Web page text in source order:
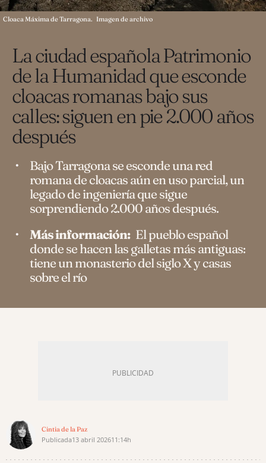
La ciudad española Patrimonio
de la Humanidad que esconde
cloacas romanas bajo sus
calles: siguen en pie 2.000 años
después
Bajo Tarragona se esconde una red
romana de cloacas aún en uso parcial, un
legado de ingeniería que sigue
sorprendiendo 2.000 años después.
Más información: El pueblo español
donde se hacen las galletas más antiguas:
tiene un monasterio del siglo X y casas
sobre el río
Cloaca Máxima de Tarragona. Imagen de archivo
Cintia de la Paz
Publicada13 abril 202611:14h